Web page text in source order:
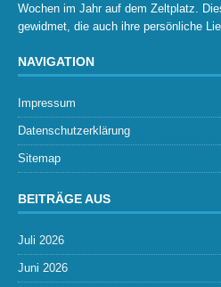
Wochen im Jahr auf dem Zeltplatz.
gewidmet, die auch ihre persönliche
NAVIGATION
Impressum
Datenschutzerklärung
Sitemap
BEITRÄGE AUS
Juli 2026
Juni 2026